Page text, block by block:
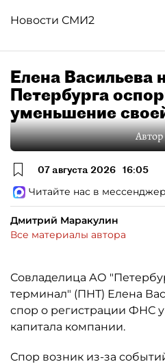
Новости СМИ2
Елена Васильева
Петербурга
уменьшение
07 августа 2026 16:05
Читайте нас в
Дмитрий Маракулин
Все материалы автора
Совладелица АО
терминал" (ПНТ) Елена
спор о регистрации ФНС
капитала компании.
Спор возник из-за